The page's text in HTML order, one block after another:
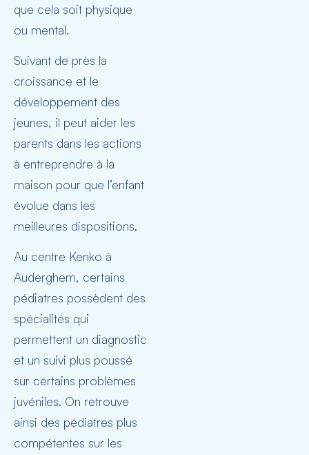
que cela soit physique
ou mental.
Suivant de près la
croissance et le
développement des
jeunes, il peut aider les
parents dans les actions
à entreprendre à la
maison pour que l’enfant
évolue dans les
meilleures dispositions.
Au centre Kenko à
Auderghem, certains
pédiatres possèdent des
spécialités qui
permettent un diagnostic
et un suivi plus poussé
sur certains problèmes
juvéniles. On retrouve
ainsi des pédiatres plus
compétentes sur les